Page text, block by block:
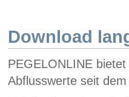
Download
PEGELONLINE
Abflusswerte seit